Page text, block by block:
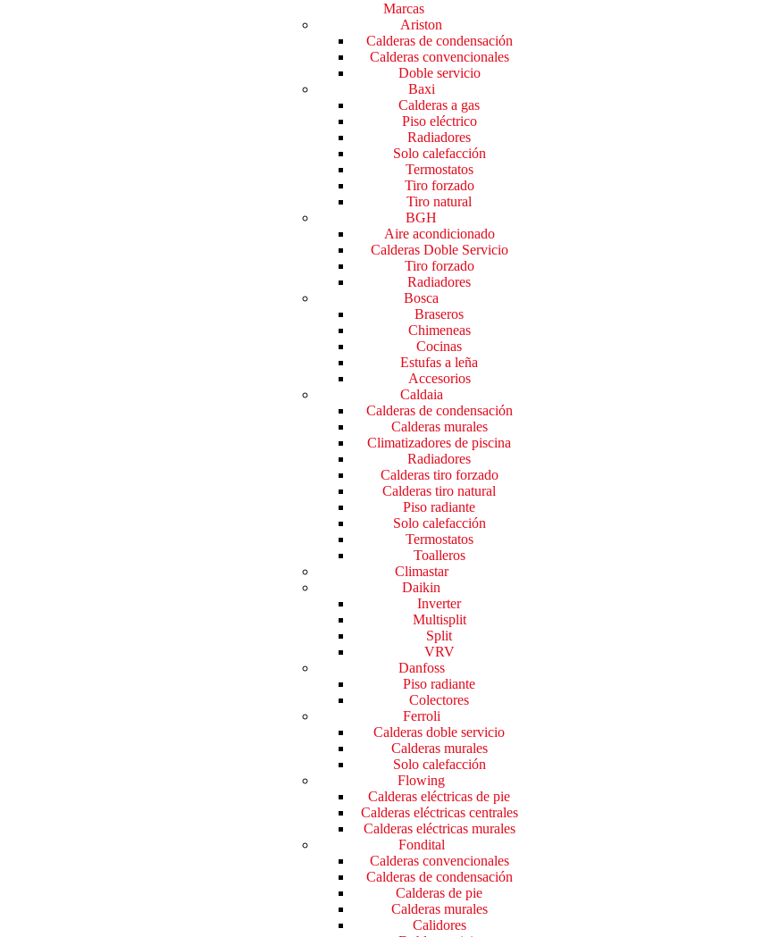
Marcas
Ariston
Calderas de condensación
Calderas convencionales
Doble servicio
Baxi
Calderas a gas
Piso eléctrico
Radiadores
Solo calefacción
Termostatos
Tiro forzado
Tiro natural
BGH
Aire acondicionado
Calderas Doble Servicio
Tiro forzado
Radiadores
Bosca
Braseros
Chimeneas
Cocinas
Estufas a leña
Accesorios
Caldaia
Calderas de condensación
Calderas murales
Climatizadores de piscina
Radiadores
Calderas tiro forzado
Calderas tiro natural
Piso radiante
Solo calefacción
Termostatos
Toalleros
Climastar
Daikin
Inverter
Multisplit
Split
VRV
Danfoss
Piso radiante
Colectores
Ferroli
Calderas doble servicio
Calderas murales
Solo calefacción
Flowing
Calderas eléctricas de pie
Calderas eléctricas centrales
Calderas eléctricas murales
Fondital
Calderas convencionales
Calderas de condensación
Calderas de pie
Calderas murales
Calidores